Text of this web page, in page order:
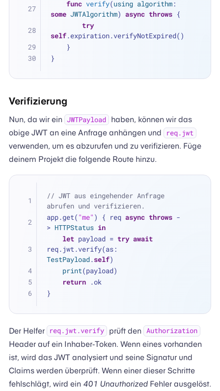
func verify(using algorithm
some JWTAlgorithm) async throws {
try
self.expiration.verifyNotExpired()
    }
}
Verifizierung
Nun, da wir ein JWTPayload
haben, können wir das
obige JWT an eine Anfrage anhängen und
req.jwt
verwenden, um es abzurufen und zu verifizieren. Füge
deinem Projekt die folgende Route hinzu.
// JWT aus eingehender Anfrage
abrufen und verifizieren.
app.get( "me" ) { req async throws -
> HTTPStatus in
let payload = try await
TestPayload.self)
print(payload)
return .ok
}
Der Helfer req.jwt.verify prüft den Authorization
Header auf ein Inhaber-Token. Wenn eines vorhanden
ist, wird das JWT analysiert und seine Signatur und
Claims werden überprüft. Wenn einer dieser Schritte
fehlschlägt, wird ein 401 UnauthorizedFehler ausgelöst.